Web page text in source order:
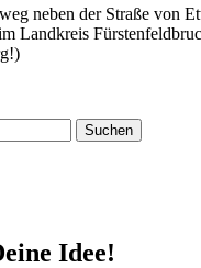
neben der Straße von
Landkreis
Idee!